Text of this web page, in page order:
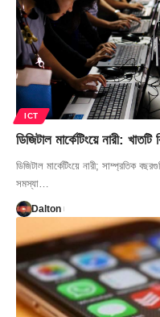
ICT
ডিজিটাল মার্কেটিংয়ে নারী:
ডিজিটাল মার্কেটিংয়ে নারী; সাম্প্রতিক
সমস্যা…
Dalton